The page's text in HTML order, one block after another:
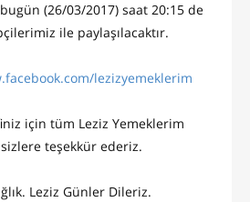
(26/03/2017) saat 20:15 de
ile paylaşılacaktır.
lezizyemeklerim
için tüm Leziz Yemeklerim
teşekkür ederiz.
Leziz Günler Dileriz.